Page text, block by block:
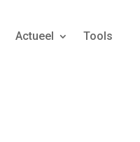
Actueel Tools